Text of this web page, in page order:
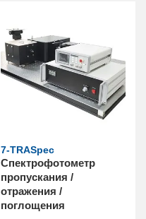
7-TRASpec
Спектрофотометр
пропускания /
отражения /
поглощения